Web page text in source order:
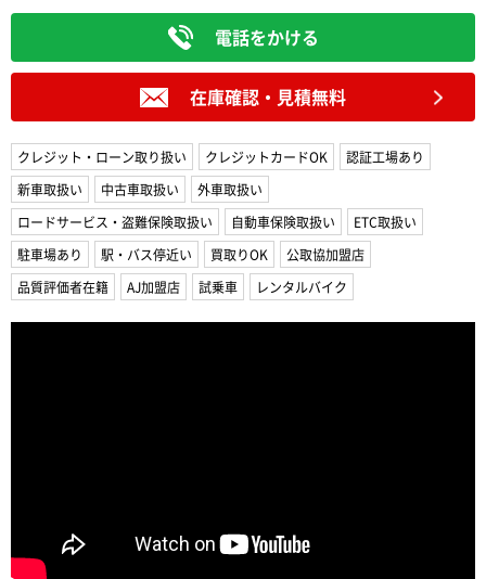
電話をかける
在庫確認・見積無料
クレジット・ローン取り扱い クレジットカードOK 認証工場あり
新車取扱い 中古車取扱い 外車取扱い
ロードサービス・盗難保険取扱い 自動車保険取扱い ETC取扱い
駐車場あり 駅・バス停近い 買取りOK 公取協加盟店
品質評価者在籍 AJ加盟店 試乗車 レンタルバイク